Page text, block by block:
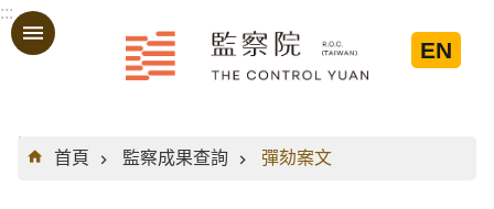
跳到主要內容區塊
:::
EN
:::
首頁
監察成果查詢 彈劾案文